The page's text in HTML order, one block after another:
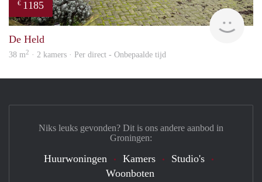
€ 1185
De Held
38 m2 · 2 kamers · Per direct - Onbepaalde tijd
Niks leuks gevonden? Dit is ons andere aanbod in
Groningen:
Huurwoningen Kamers
Studio's
Woonboten